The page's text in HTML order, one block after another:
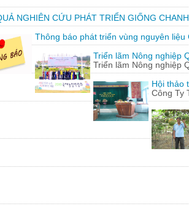
NGHIÊN CỨU PHÁT TRIỂN GIỐNG
Thông báo phát triển vùng nguyên liệu
Triển lãm Nông nghiệp
Triển lãm Nông nghiệp
Hội thảo
Công Ty